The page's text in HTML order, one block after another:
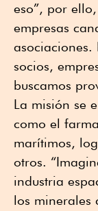
eso”, por
empresas
asociaciones.
socios,
buscamos
La misión se
como el
marítimos,
otros.
industria
los minerales